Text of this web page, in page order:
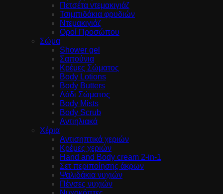
Πετσέτα ντεμακιγιάζ
Τσιμπιδάκια φρυδιών
Ντεμακιγιάζ
Οροί Προσώπου
Σώμα
Shower gel
Σαπούνια
Κρέμες Σώματος
Body Lotions
Body Butters
Λάδι Σώματος
Body Mists
Body Scrub
Αντιηλιακά
Χέρια
Αντισηπτικά χεριών
Κρέμες χεριών
Hand and Body cream 2-in-1
Σετ περιποίησης άκρων
Ψαλιδάκια νυχιών
Πένσες νυχιών